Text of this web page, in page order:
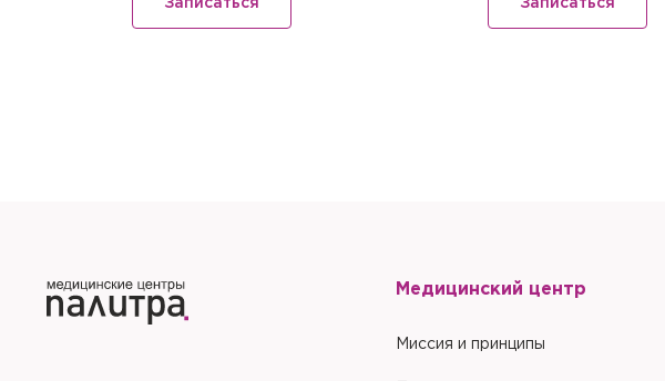
Записаться Записаться
Запомнить меня на этом компьютере
Настоящим
обработки
Медицинский центр
Миссия и принципы